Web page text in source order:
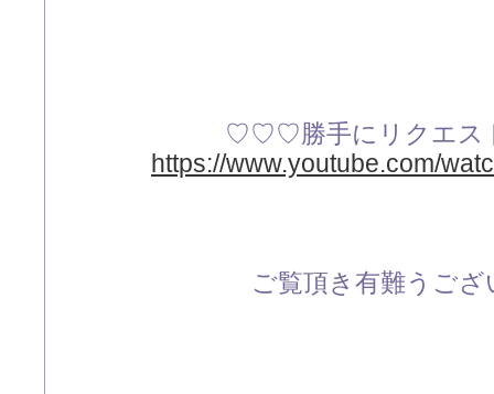
♡♡♡勝手にリクエス
https://www.youtube.com/
ご覧頂き有難うござ